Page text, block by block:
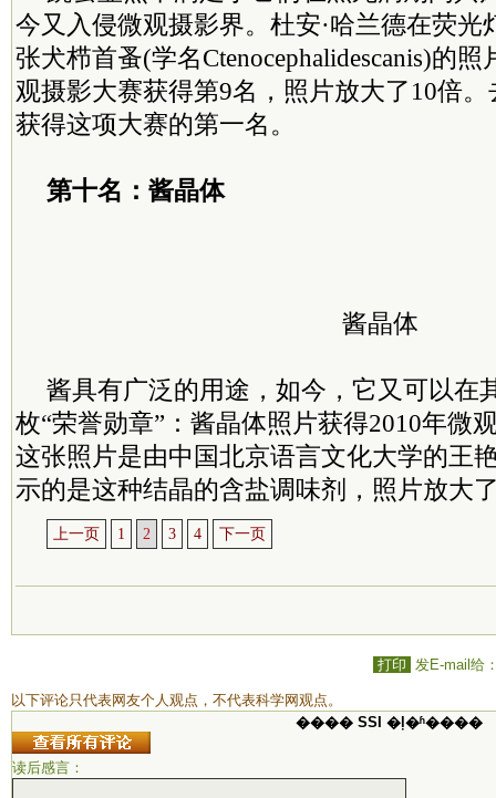
今又入侵微观摄影界。杜安·哈兰德在荧光
张犬栉首蚤(学名Ctenocephalidescanis)的
观摄影大赛获得第9名，照片放大了10倍
获得这项大赛的第一名。
第十名：酱晶体
酱晶体
酱具有广泛的用途，如今，它又可以在
枚“荣誉勋章”：酱晶体照片获得2010年微
这张照片是由中国北京语言文化大学的王
示的是这种结晶的含盐调味剂，照片放大
上一页 1 2 3 4 下一页
打印 发E-mail给
以下评论只代表网友个人观点，不代表科学网观点。
���� SSI �ļ�ʱ����
读后感言：